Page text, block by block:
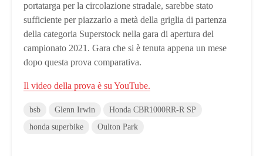
portatarga per la circolazione stradale, sarebbe stato
sufficiente per piazzarlo a metà della griglia di partenza
della categoria Superstock nella gara di apertura del
campionato 2021. Gara che si è tenuta appena un mese
dopo questa prova comparativa.
Il video della prova è su YouTube.
bsb Glenn Irwin
Honda CBR1000RR-R SP
honda superbike
Oulton Park